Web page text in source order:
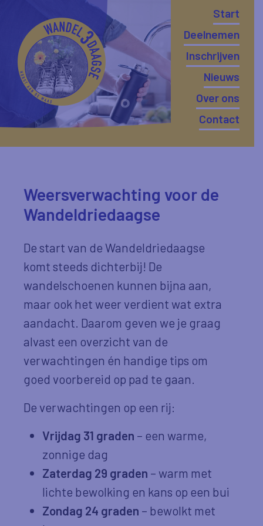
Start
Deelnemen
Inschrijven
Nieuws
Over ons
Contact
Weersverwachting voor de
Wandeldriedaagse
De start van de Wandeldriedaagse
komt steeds dichterbij! De
wandelschoenen kunnen bijna aan,
maar ook het weer verdient wat extra
aandacht. Daarom geven we je graag
alvast een overzicht van de
verwachtingen én handige tips om
goed voorbereid op pad te gaan.
De verwachtingen op een rij:
Vrijdag 31 graden – een warme,
zonnige dag
Zaterdag 29 graden – warm met
lichte bewolking en kans op een bui
Zondag 24 graden – bewolkt met